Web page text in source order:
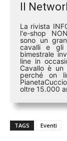
Il
La rivista
l'e-shop
sono un
cavalli e gli
bimestrale
line in
Cavallo è un
perché on
oltre 15.000
TAGS Eventi